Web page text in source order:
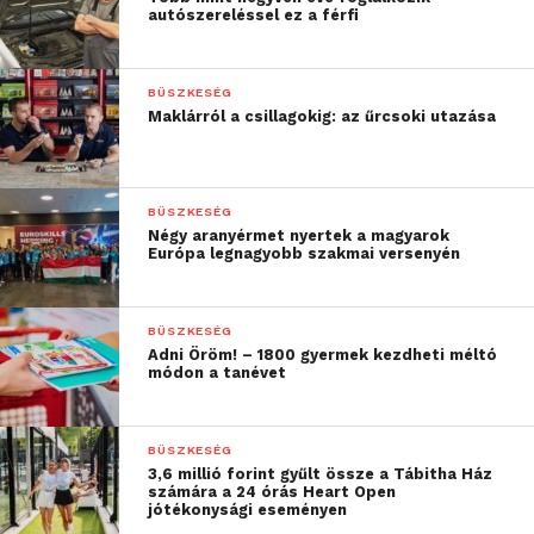
Robotics Challenge (ARC) kategória
azokos üvegház
alkalmas autonóm robotokat építettek. Ebben a
kategóriában a robotok már alumínium alkatrészből
épülnek össze és méretileg is jóval nagyobbak. A
megoldandó feladatok is nehezebbek,
komplexebbek, illetve a robotok programozása is
csak kódolással megoldható.
Négy kategóriában és hat korcsoportban
6 magyar csapat
mérettette meg tudását. Vasárnap egy ünnepélyes
záró ceremónia keretein belül került sor az
eredményhirdetésre, ahol kiderült, hogy
fiatalok két ötödik helyet értek el.
autószereléssel ez a férfi
BÜSZKESÉG
Maklárról a csillagokig: az űrcsoki utazása
BÜSZKESÉG
Négy aranyérmet nyertek a magyarok
Európa legnagyobb szakmai versenyén
BÜSZKESÉG
Adni Öröm! – 1800 gyermek kezdheti méltó
módon a tanévet
BÜSZKESÉG
3,6 millió forint gyűlt össze a Tábitha Ház
számára a 24 órás Heart Open
jótékonysági eseményen